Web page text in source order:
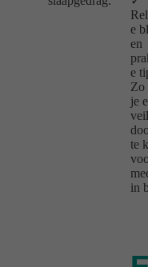
e
en
e
Zo
je
te
in